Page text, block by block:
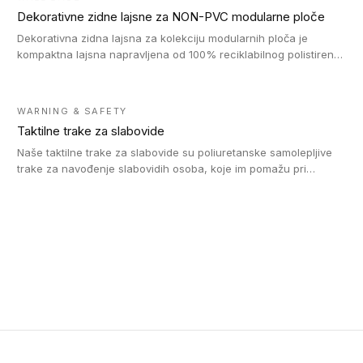
Dekorativne zidne lajsne za NON-PVC modularne ploče
Dekorativna zidna lajsna za kolekciju modularnih ploča je
kompaktna lajsna napravljena od 100% reciklabilnog polistirena,
WARNING & SAFETY
Taktilne trake za slabovide
Naše taktilne trake za slabovide su poliuretanske samolepljive
trake za navođenje slabovidih osoba, koje im pomažu pri